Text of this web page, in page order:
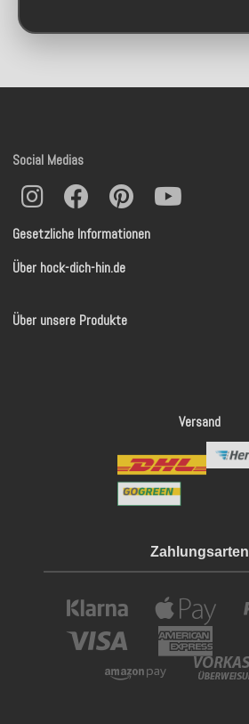
Gesetzliche Informationen
Über hock-dich-hin.de
Über unsere Produkte
Social Medias
Versand
Zahlungsarten